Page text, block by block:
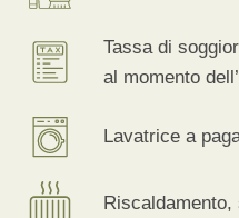
Tassa di
al momento
Lavatrice a